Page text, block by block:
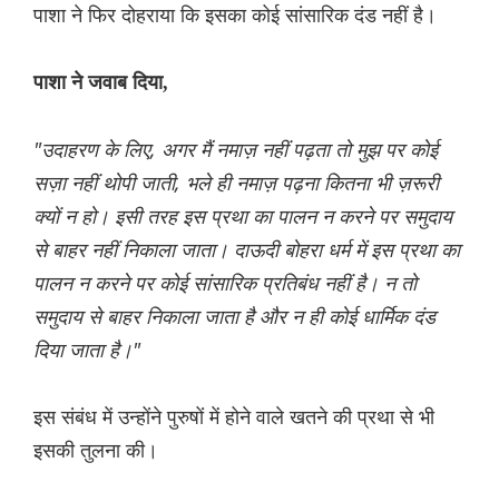
पाशा ने फिर दोहराया कि इसका कोई सांसारिक दंड नहीं है।
पाशा ने जवाब दिया,
"उदाहरण के लिए, अगर मैं नमाज़ नहीं पढ़ता तो मुझ पर कोई
सज़ा नहीं थोपी जाती, भले ही नमाज़ पढ़ना कितना भी ज़रूरी
क्यों न हो। इसी तरह इस प्रथा का पालन न करने पर समुदाय
से बाहर नहीं निकाला जाता। दाऊदी बोहरा धर्म में इस प्रथा का
पालन न करने पर कोई सांसारिक प्रतिबंध नहीं है। न तो
समुदाय से बाहर निकाला जाता है और न ही कोई धार्मिक दंड
दिया जाता है।"
इस संबंध में उन्होंने पुरुषों में होने वाले खतने की प्रथा से भी
इसकी तुलना की।